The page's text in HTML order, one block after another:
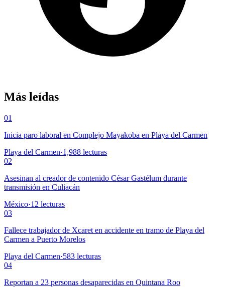
Más leídas
01
Inicia paro laboral en Complejo Mayakoba en Playa del Carmen
Playa del Carmen·1,988 lecturas
02
Asesinan al creador de contenido César Gastélum durante
transmisión en Culiacán
México·12 lecturas
03
Fallece trabajador de Xcaret en accidente en tramo de Playa del
Carmen a Puerto Morelos
Playa del Carmen·583 lecturas
04
Reportan a 23 personas desaparecidas en Quintana Roo